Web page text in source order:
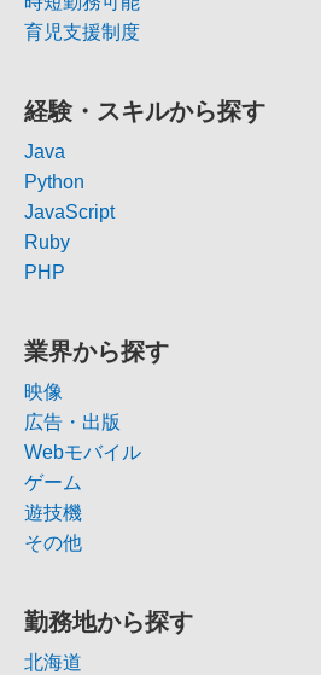
育児支援制度
経験・スキルから探す
Java
Python
JavaScript
Ruby
PHP
業界から探す
映像
広告・出版
Webモバイル
ゲーム
遊技機
その他
勤務地から探す
北海道